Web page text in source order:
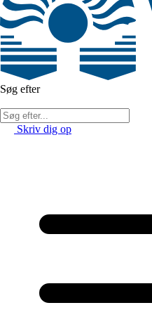
Søg efter
Skriv dig op